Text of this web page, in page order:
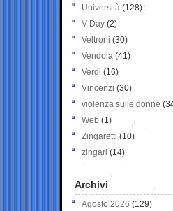
Università (128)
V-Day (2)
Veltroni (30)
Vendola (41)
Verdi (16)
Vincenzi (30)
violenza sulle donne
Web (1)
Zingaretti (10)
zingari (14)
Archivi
Agosto 2026 (129)